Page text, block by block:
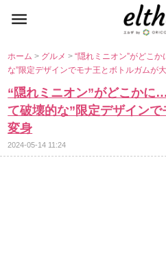
ホーム> グルメ>“隠れミニオン”がどこ
な”限定デザインでモナ王とボトルガムが
“隠れミニオン”がどこかに
て破壊的な”限定デザイン
変身
2024-05-14 11:24